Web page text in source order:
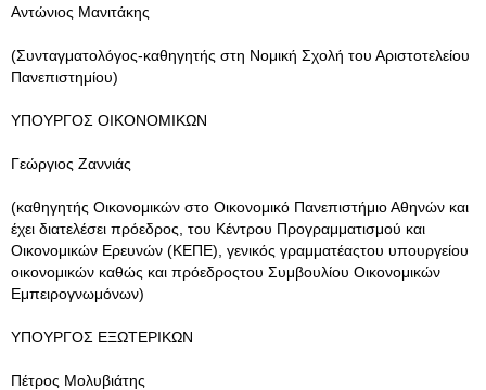
Αντώνιος Μανιτάκης
(Συνταγματολόγος-καθηγητής στη Νομική Σχολή του Αριστοτελείου
Πανεπιστημίου)
ΥΠΟΥΡΓΟΣ ΟΙΚΟΝΟΜΙΚΩΝ
Γεώργιος Ζαννιάς
(καθηγητής Οικονομικών στο Οικονομικό Πανεπιστήμιο Αθηνών και
έχει διατελέσει πρόεδρος, του Κέντρου Προγραμματισμού και
Οικονομικών Ερευνών (ΚΕΠΕ), γενικός γραμματέαςτου υπουργείου
οικονομικών καθώς και πρόεδροςτου Συμβουλίου Οικονομικών
Εμπειρογνωμόνων)
ΥΠΟΥΡΓΟΣ ΕΞΩΤΕΡΙΚΩΝ
Πέτρος Μολυβιάτης